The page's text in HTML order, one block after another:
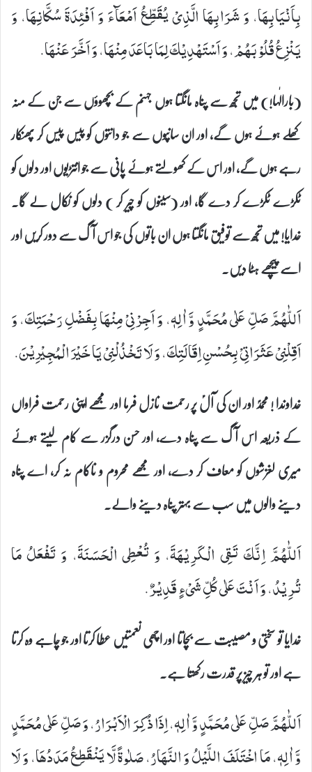
بِاَنْیَابِهَا، وَ شَرَابِهَا الَّذِیْ یُقَطِّعُ اَمْعَآءَ وَ اَفْئِدَةَ سُكَّانِهَا، وَ
یَنْزِعُ قُلُوْبَهُمْ، وَ اَسْتَهْدِیْكَ لِمَا بَاعَدَ مِنْهَا، وَ اَخَّرَ عَنْهَا.
(بارالٰہا!) میں تجھ سے پناہ مانگتا ہوں جہنم کے بچھوؤں سے جن کے منہ
کھلے ہوئے ہوں گے، اور ان سانپوں سے جو دانتوں کو پیس پیس کر پھنکار
رہے ہوں گے، اور اس کے کھولتے ہوئے پانی سے جو انتڑیوں اور دلوں کو
ٹکڑے ٹکڑے کر دے گا، اور (سینوں کو چیر کر ) دلوں کو نکال لے گا۔
خدایا! میں تجھ سے توفیق مانگتا ہوں ان باتوں کی جو اس آگ سے دور کریں اور
اسے پیچھے ہٹا دیں۔
اَللّٰهُمَّ صَلِّ عَلٰى مُحَمَّدٍ وَّ اٰلِهٖ، وَ اَجِرْنِیْ مِنْهَا بِفَضْلِ رَحْمَتِكَ، وَ
اَقِلْنِیْ عَثَرَاتِیْ بِحُسْنِ اِقَالَتِكَ، وَ لَا تَخْذُلْنِیْ یَا خَیْرَ الْمُجِیْرِیْنَ.
خداوندا ! محمدؐ اور ان کی آلؑ پر رحمت نازل فرما اور مجھے اپنی رحمت فراواں
کے ذریعہ اس آگ سے پناہ دے، اور حسن درگزر سے کام لیتے ہوئے
میری لغزشوں کو معاف کر دے، اور مجھے محروم و ناکام نہ کر، اے پناہ
دینے والوں میں سب سے بہتر پناہ دینے والے۔
اَللّٰهُمَّ اِنَّكَ تَقِی الْكَرِیْهَةَ، وَ تُعْطِی الْحَسَنَةَ، وَ تَفْعَلُ مَا
تُرِیْدُ، وَ اَنْتَ عَلٰى كُلِّ شَیْ‏ءٍ قَدِیْرٌ.
خدایا تو سختی و مصیبت سے بچاتا اور اچھی نعمتیں عطا کرتا اور جو چاہے وہ کرتا
ہے اور تو ہر چیز پر قدرت رکھتا ہے۔
اَللّٰهُمَّ صَلِّ عَلٰى مُحَمَّدٍ وَّ اٰلِهٖ، اِذَا ذُكِرَ الْاَبْرَارُ، وَ صَلِّ عَلٰى مُحَمَّدٍ
وَّ اٰلِهٖ، مَا اخْتَلَفَ اللَّیْلُ وَ النَّهَارُ، صَلٰوةً لَّا یَنْقَطِعُ مَدَدُهَا، وَ لَا